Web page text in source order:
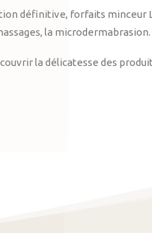
définitive, forfaits minceur
la microdermabrasion.
la délicatesse des